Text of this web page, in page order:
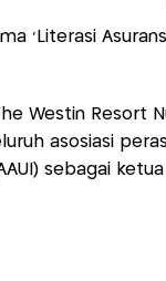
'Literasi
Westin Resort
asosiasi
sebagai